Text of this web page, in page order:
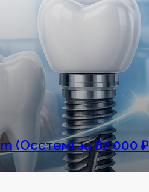
(Осстем) за 82 000 ₽